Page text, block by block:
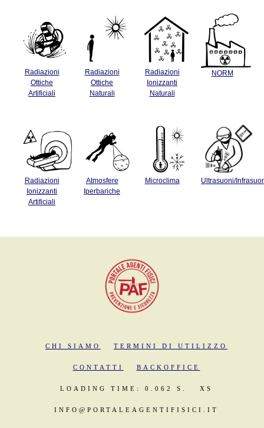
Radiazioni
Ottiche
Artificiali
Radiazioni
Ottiche
Naturali
Radiazioni
Ionizzanti
Naturali
NORM
Radiazioni
Ionizzanti
Artificiali
Atmosfere
Iperbariche
Microclima Ultrasuoni/
CHI SIAMO TERMINI DI UTILIZZO
CONTATTI BACKOFFICE
LOADING TIME: 0.062 S. XS
INFO@PORTALEAGENTIFISICI.IT